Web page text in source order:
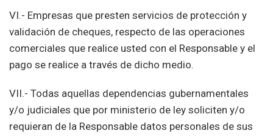
VI.- Empresas que presten servicios de protección y
validación de cheques, respecto de las operaciones
comerciales que realice usted con el Responsable y el
pago se realice a través de dicho medio.
VII.- Todas aquellas dependencias gubernamentales
y/o judiciales que por ministerio de ley soliciten y/o
requieran de la Responsable datos personales de sus